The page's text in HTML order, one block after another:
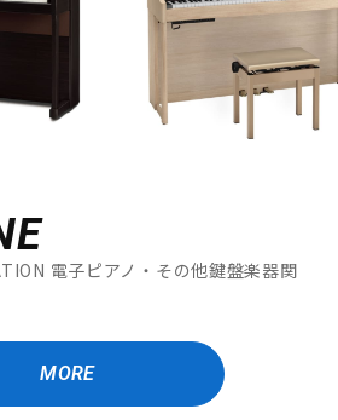
電子ピアノ・その他鍵盤楽器関
MORE